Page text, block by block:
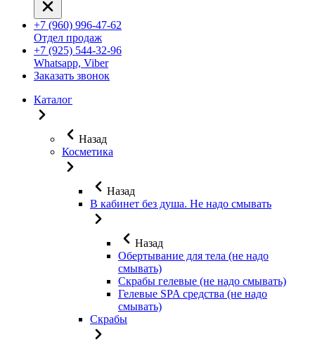
+7 (960) 996-47-62
Отдел продаж
+7 (925) 544-32-96
Whatsapp, Viber
Заказать звонок
Каталог
Назад
Косметика
Назад
В кабинет без душа. Не надо смывать
Назад
Обертывание для тела (не надо
смывать)
Скрабы гелевые (не надо смывать)
Гелевые SPA средства (не надо
смывать)
Скрабы